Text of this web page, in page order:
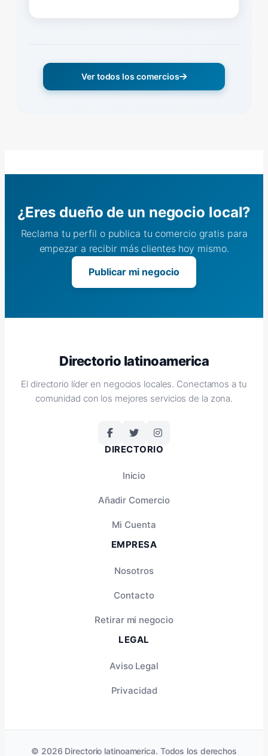
Ver todos los comercios
¿Eres dueño de un negocio local?
Reclama tu perfil o publica tu comercio gratis para
empezar a recibir más clientes hoy mismo.
Publicar mi negocio
Directorio latinoamerica
El directorio líder en negocios locales. Conectamos a tu
comunidad con los mejores servicios de la zona.
DIRECTORIO
Inicio
Añadir Comercio
Mi Cuenta
EMPRESA
Nosotros
Contacto
Retirar mi negocio
LEGAL
Aviso Legal
Privacidad
© 2026 Directorio latinoamerica. Todos los derechos